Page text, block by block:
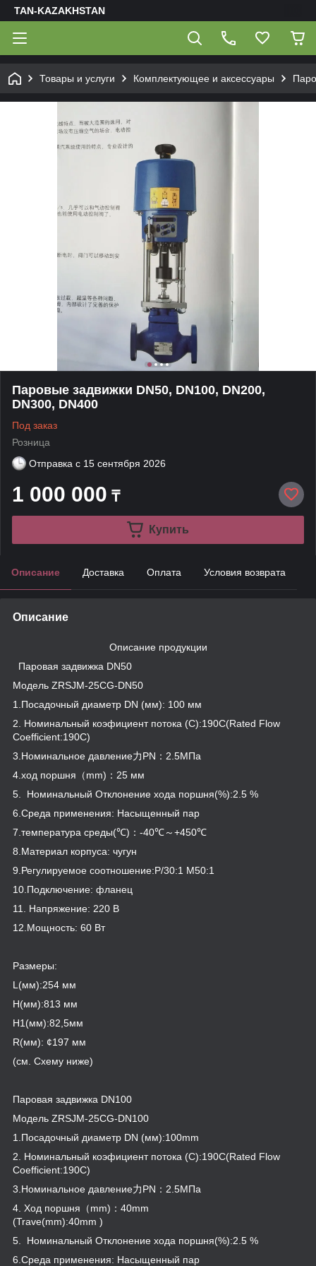
TAN-KAZAKHSTAN
Товары и услуги Комплектующее и аксессуары
Паровые задвижки DN50, DN100, DN200,
DN300, DN400
Под заказ
Розница
Отправка с 15 сентября 2026
1 000 000 ₸
Купить
Описание Доставка Оплата Условия возврата
Описание
Описание продукции
Паровая задвижка DN50
Модель ZRSJM-25CG-DN50
1.Посадочный диаметр DN (мм): 100 мм
2. Номинальный коэфициент потока (C):190C(Rated Flow
Coefficient:190C)
3.Номинальное давление力PN：2.5МПа
4.ход поршня（mm)：25 мм
5. Номинальный Отклонение хода поршня(%):2.5 %
6.Среда применения: Насыщенный пар
7.температура среды(℃)：-40℃～+450℃
8.Материал корпуса: чугун
9.Регулируемое соотношение:P/30:1 M50:1
10.Подключение: фланец
11. Напряжение: 220 В
12.Мощность: 60 Вт
Размеры:
L(мм):254 мм
H(мм):813 мм
H1 (мм):82,5мм
R(мм): ¢197 мм
(см. Схему ниже)
Паровая задвижка DN100
Модель ZRSJM-25CG-DN100
1.Посадочный диаметр DN (мм):100mm
2. Номинальный коэфициент потока (C):190C(Rated Flow
Coefficient:190C)
3.Номинальное давление力PN：2.5МПа
4. Ход поршня（mm)：40mm
(Trave(mm):40mm )
5. Номинальный Отклонение хода поршня(%):2.5 %
6.Среда применения: Насыщенный пар